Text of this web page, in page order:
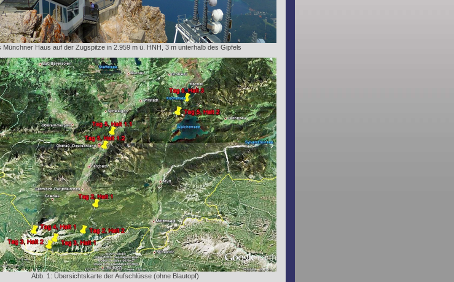
Münchner Haus auf der Zugspitze in 2.959 m ü. HNH, 3 m unterhalb des Gipfels
Abb. 1: Übersichtskarte der Aufschlüsse (ohne Blautopf)